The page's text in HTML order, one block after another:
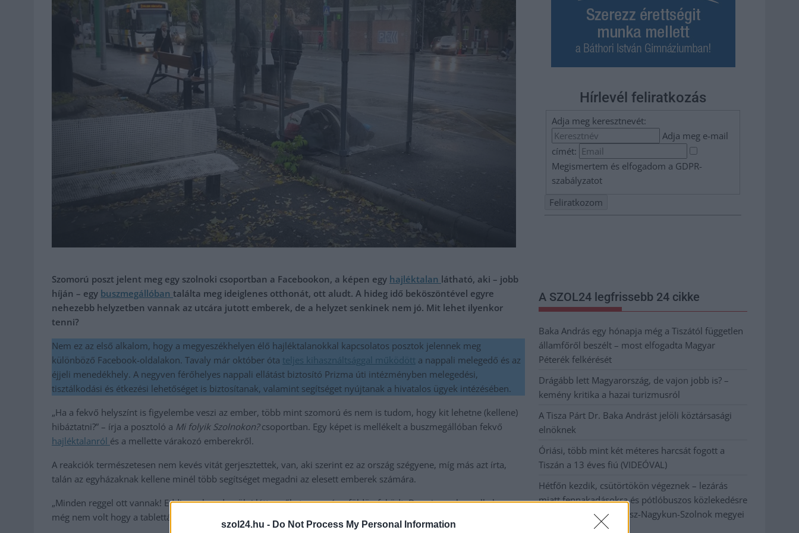
szol24.hu - Do Not Process My Personal Information
Szomorú poszt jelent meg egy szolnoki csoportban a Facebookon, a képen egy hajléktalan látható, aki – jobb
híján – egy buszmegállóban találta meg ideiglenes otthonát, ott aludt. A hideg idő beköszöntével egyre
nehezebb helyzetben vannak az utcára jutott emberek, de a helyzet senkinek nem jó. Mit lehet ilyenkor
tenni?
Nem ez az első alkalom, hogy a megyeszékhelyen élő hajléktalanokkal kapcsolatos posztok jelennek meg
különböző Facebook-oldalakon. Tavaly már október óta teljes kihasználtsággal működött a nappali melegedő és az
éjjeli menedékhely. A negyven férőhelyes nappali ellátást biztosító Prizma úti intézményben melegedési,
tisztálkodási és étkezési lehetőséget is biztosítanak, valamint segítséget nyújtanak a hivatalos ügyek intézésében.
„Ha a fekvő helyszínt is figyelembe veszi az ember, több mint szomorú és nem is tudom, hogy kit lehetne (kellene)
hibáztatni?” – írja a posztoló a Mi folyik Szolnokon?csoportban. Egy képet is mellékelt a buszmegállóban fekvő
hajléktalanról és a mellette várakozó emberekről.
A reakciók természetesen nem kevés vitát gerjesztettek, van, aki szerint ez az ország szégyene, míg más azt írta,
talán az egyházaknak kellene minél több segítséget megadni az elesett emberek számára.
„Minden reggel ott vannak! Eddig csak padon ülni láttam őket, ma már a földön feküdt. De sajnos olyan alkalom
még nem volt hogy a tablettás bor ne legyen a kezükbe ! Szomorú!” – írta egy hozzászóló.
Hírlevél feliratkozás
Adja meg keresztnevét:
Adja meg e-mail
címét:
Megismertem és elfogadom a GDPR-
szabályzatot
A SZOL24 legfrissebb 24 cikke
Baka András egy hónapja még a Tiszától független
államfőről beszélt – most elfogadta Magyar
Péterék felkérését
Drágább lett Magyarország, de vajon jobb is? –
kemény kritika a hazai turizmusról
A Tisza Párt Dr. Baka Andrást jelöli köztársasági
elnöknek
Óriási, több mint két méteres harcsát fogott a
Tiszán a 13 éves fiú (VIDEÓVAL)
Hétfőn kezdik, csütörtökön végeznek – lezárás
miatt fennakadásokra és pótlóbuszos közlekedésre
számítsunk az egyik Jász-Nagykun-Szolnok megyei